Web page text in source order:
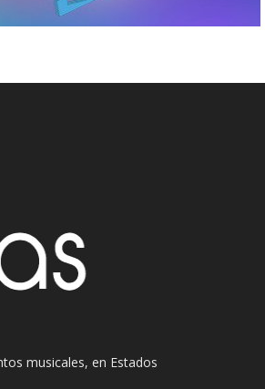
musicales, en Estados